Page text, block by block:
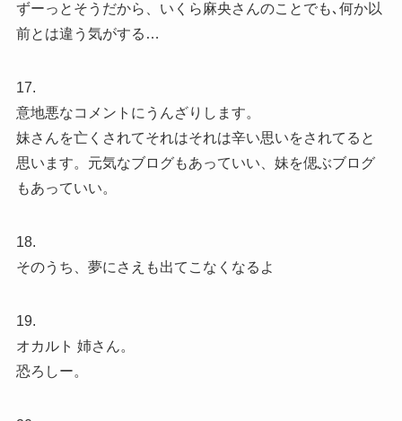
ずーっとそうだから、いくら麻央さんのことでも､何か以
前とは違う気がする…
17.
意地悪なコメントにうんざりします。
妹さんを亡くされてそれはそれは辛い思いをされてると
思います。元気なブログもあっていい、妹を偲ぶブログ
もあっていい。
18.
そのうち、夢にさえも出てこなくなるよ
19.
オカルト 姉さん。
恐ろしー。